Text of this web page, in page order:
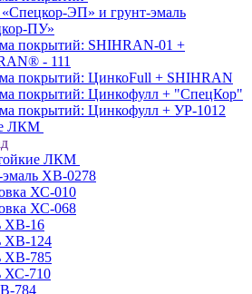
«Спецкор-ЭП» и грунт-эмаль
ПУ»
покрытий: SHIHRAN-01 +
- 111
покрытий: ЦинкоFull + SHIHRAN
покрытий: Цинкофулл + "СпецКор"
покрытий: Цинкофулл + УР-1012
ЛКМ
ЛКМ
эмаль ХВ-0278
ХС-010
ХС-068
ХВ-16
ХВ-124
ХВ-785
ХС-710
784